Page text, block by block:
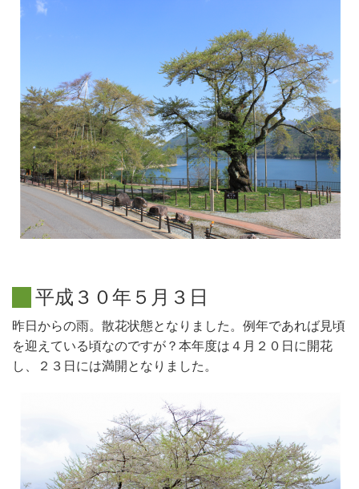
平成 ３ ０年 ５ 月 ３ 日
昨日からの雨。散花状態となりました。例年であれば見頃
を迎えている頃なのですが？本年度は４月２０日に開花
し、２３日には満開となりました。